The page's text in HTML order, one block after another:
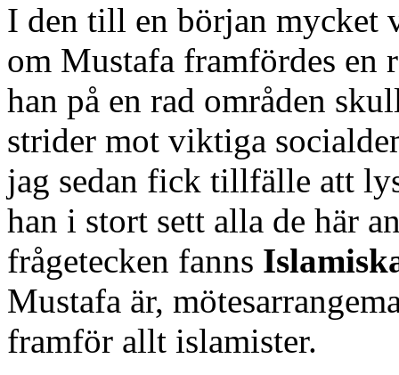
I den till en början mycket
om Mustafa framfördes en
han på en rad områden
strider mot viktiga
jag sedan fick tillfälle att
han i stort sett alla de här
frågetecken fanns
Mustafa är,
framför allt islamister.